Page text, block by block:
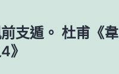
支遁。 杜甫《韋
》